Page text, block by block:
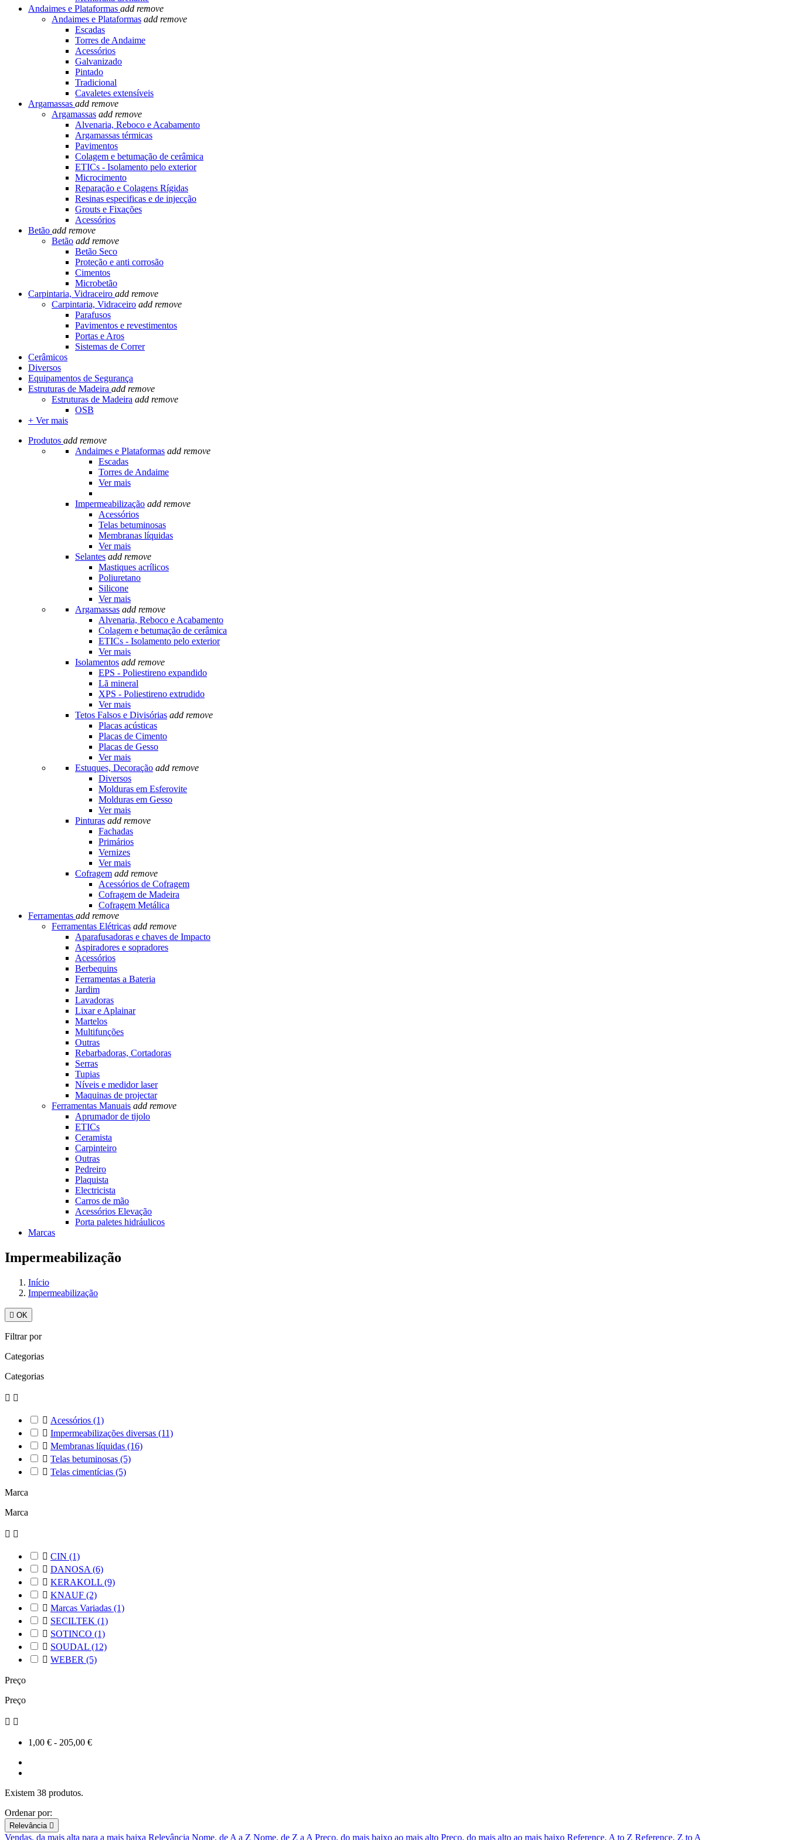
Andaimes e Plataformas add remove
Andaimes e Plataformas add remove
Escadas
Torres de Andaime
Acessórios
Galvanizado
Pintado
Tradicional
Cavaletes extensíveis
Argamassas add remove
Argamassas add remove
Alvenaria, Reboco e Acabamento
Argamassas térmicas
Pavimentos
Colagem e betumação de cerâmica
ETICs - Isolamento pelo exterior
Microcimento
Reparação e Colagens Rígidas
Resinas especificas e de injecção
Grouts e Fixações
Acessórios
Betão add remove
Betão add remove
Betão Seco
Proteção e anti corrosão
Cimentos
Microbetão
Carpintaria, Vidraceiro add remove
Carpintaria, Vidraceiro add remove
Parafusos
Pavimentos e revestimentos
Portas e Aros
Sistemas de Correr
Cerâmicos
Diversos
Equipamentos de Segurança
Estruturas de Madeira add remove
Estruturas de Madeira add remove
OSB
+ Ver mais
Produtos add remove
Andaimes e Plataformas add remove
Escadas
Torres de Andaime
Ver mais
Impermeabilização add remove
Acessórios
Telas betuminosas
Membranas líquidas
Ver mais
Selantes add remove
Mastiques acrílicos
Poliuretano
Silicone
Ver mais
Argamassas add remove
Alvenaria, Reboco e Acabamento
Colagem e betumação de cerâmica
ETICs - Isolamento pelo exterior
Ver mais
Isolamentos add remove
EPS - Poliestireno expandido
Lã mineral
XPS - Poliestireno extrudido
Ver mais
Tetos Falsos e Divisórias add remove
Placas acústicas
Placas de Cimento
Placas de Gesso
Ver mais
Estuques, Decoração add remove
Diversos
Molduras em Esferovite
Molduras em Gesso
Ver mais
Pinturas add remove
Fachadas
Primários
Vernizes
Ver mais
Cofragem add remove
Acessórios de Cofragem
Cofragem de Madeira
Cofragem Metálica
Ferramentas add remove
Ferramentas Elétricas add remove
Aparafusadoras e chaves de Impacto
Aspiradores e sopradores
Acessórios
Berbequins
Ferramentas a Bateria
Jardim
Lavadoras
Lixar e Aplainar
Martelos
Multifunções
Outras
Rebarbadoras, Cortadoras
Serras
Tupias
Níveis e medidor laser
Maquinas de projectar
Ferramentas Manuais add remove
Aprumador de tijolo
ETICs
Ceramista
Carpinteiro
Outras
Pedreiro
Plaquista
Electricista
Carros de mão
Acessórios Elevação
Porta paletes hidráulicos
Marcas
Impermeabilização
Início
Impermeabilização
 OK
Filtrar por
Categorias
Categorias
 
 Acessórios (1)
 Impermeabilizações diversas (11)
 Membranas líquidas (16)
 Telas betuminosas (5)
 Telas cimentícias (5)
Marca
Marca
 
 CIN (1)
 DANOSA (6)
 KERAKOLL (9)
 KNAUF (2)
 Marcas Variadas (1)
 SECILTEK (1)
 SOTINCO (1)
 SOUDAL (12)
 WEBER (5)
Preço
Preço
 
1,00 € - 205,00 €
Existem 38 produtos.
Ordenar por:
Relevância 
Vendas, da mais alta para a mais baixa Relevância Nome, de A a Z Nome, de Z a A Preço, do mais baixo ao mais alto Preço, do mais alto ao mais baixo Reference, A to Z Reference, Z to A